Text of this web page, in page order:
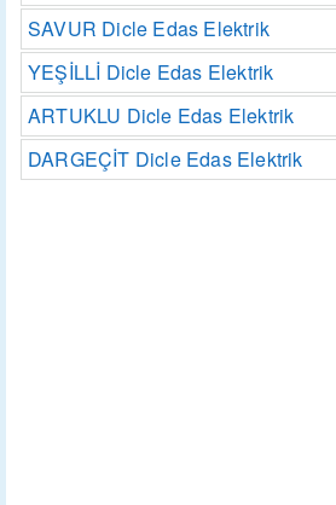
SAVUR Dicle Edas Elektrik
YEŞİLLİ Dicle Edas Elektrik
ARTUKLU Dicle Edas Elektrik
DARGEÇİT Dicle Edas Elektrik